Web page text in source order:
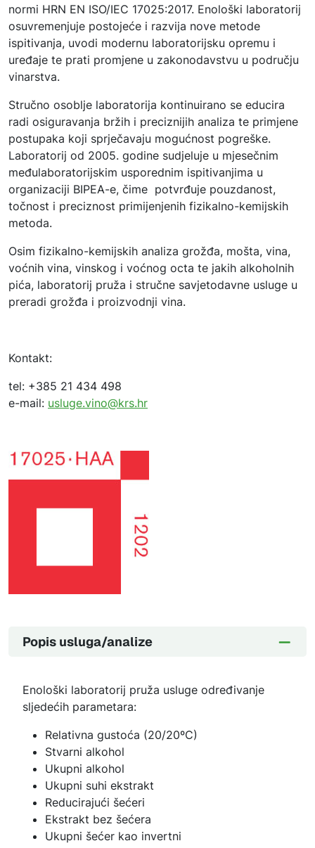
normi HRN EN ISO/IEC 17025:2017. Enološki laboratorij
osuvremenjuje postojeće i razvija nove metode
ispitivanja, uvodi modernu laboratorijsku opremu i
uređaje te prati promjene u zakonodavstvu u području
vinarstva.
Stručno osoblje laboratorija kontinuirano se educira
radi osiguravanja bržih i preciznijih analiza te primjene
postupaka koji sprječavaju mogućnost pogreške.
Laboratorij od 2005. godine sudjeluje u mjesečnim
međulaboratorijskim usporednim ispitivanjima u
organizaciji BIPEA-e, čime potvrđuje pouzdanost,
točnost i preciznost primijenjenih fizikalno-kemijskih
metoda.
Osim fizikalno-kemijskih analiza grožđa, mošta, vina,
voćnih vina, vinskog i voćnog octa te jakih alkoholnih
pića, laboratorij pruža i stručne savjetodavne usluge u
preradi grožđa i proizvodnji vina.
Kontakt:
tel: +385 21 434 498
e-mail: usluge.vino@krs.hr
Popis usluga/analize
Enološki laboratorij pruža usluge određivanje
sljedećih parametara:
Relativna gustoća (20/20ºC)
Stvarni alkohol
Ukupni alkohol
Ukupni suhi ekstrakt
Reducirajući šećeri
Ekstrakt bez šećera
Ukupni šećer kao invertni